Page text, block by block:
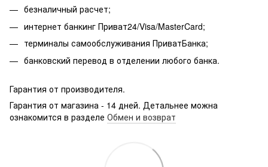
безналичный расчет;
интернет банкинг Приват24/Visa/MasterCard;
терминалы самообслуживания ПриватБанка;
банковский перевод в отделении любого банка.
Гарантия от производителя.
Гарантия от магазина - 14 дней. Детальнее можна
ознакомится в разделе Обмен и возврат